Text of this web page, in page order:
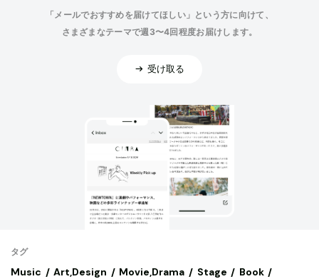
「メールでおすすめを届けてほしい」という方に向けて、
さまざまなテーマで週3〜4回程度お届けします。
受け取る
タグ
Music Art,Design Movie,Drama Stage
Book